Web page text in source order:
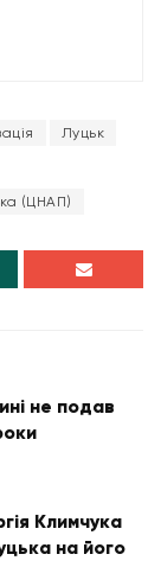
Луцьк
(ЦНАП)
не подав
Климчука
на його